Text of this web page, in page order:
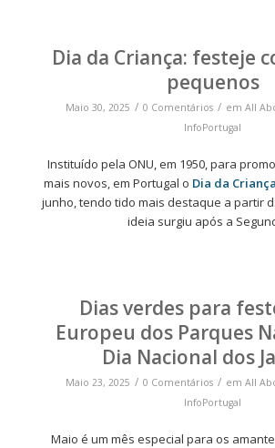
Dia da Criança: festeje
pequenos
Maio 30, 2025 / 0 Comentários / em All
InfoPortugal
Instituído pela ONU, em 1950, para
mais novos, em Portugal o Dia da Criança
junho, tendo tido mais destaque a partir
ideia surgiu após a
Dias verdes para
Europeu dos Parques
Dia Nacional dos
Maio 23, 2025 / 0 Comentários / em All
InfoPortugal
Maio é um mês especial para os